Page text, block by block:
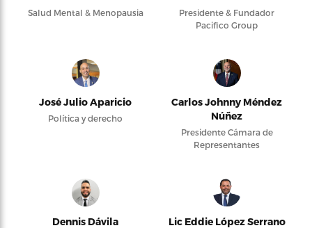
Salud Mental & Menopausia
Presidente & Fundador
Pacifico Group
José Julio Aparicio
Política y derecho
Carlos Johnny Méndez
Núñez
Presidente Cámara de
Representantes
Dennis Dávila Lic Eddie López Serrano